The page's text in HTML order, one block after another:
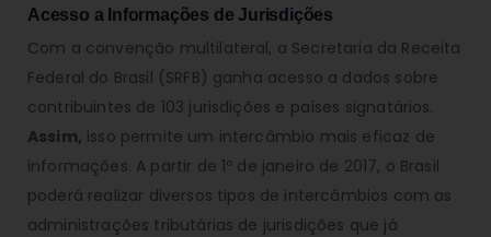
Acesso a Informações de Jurisdições
Com a convenção multilateral, a Secretaria da Receita
Federal do Brasil (SRFB) ganha acesso a dados sobre
contribuintes de 103 jurisdições e países signatários.
Assim, isso permite um intercâmbio mais eficaz de
informações. A partir de 1º de janeiro de 2017, o Brasil
poderá realizar diversos tipos de intercâmbios com as
administrações tributárias de jurisdições que já